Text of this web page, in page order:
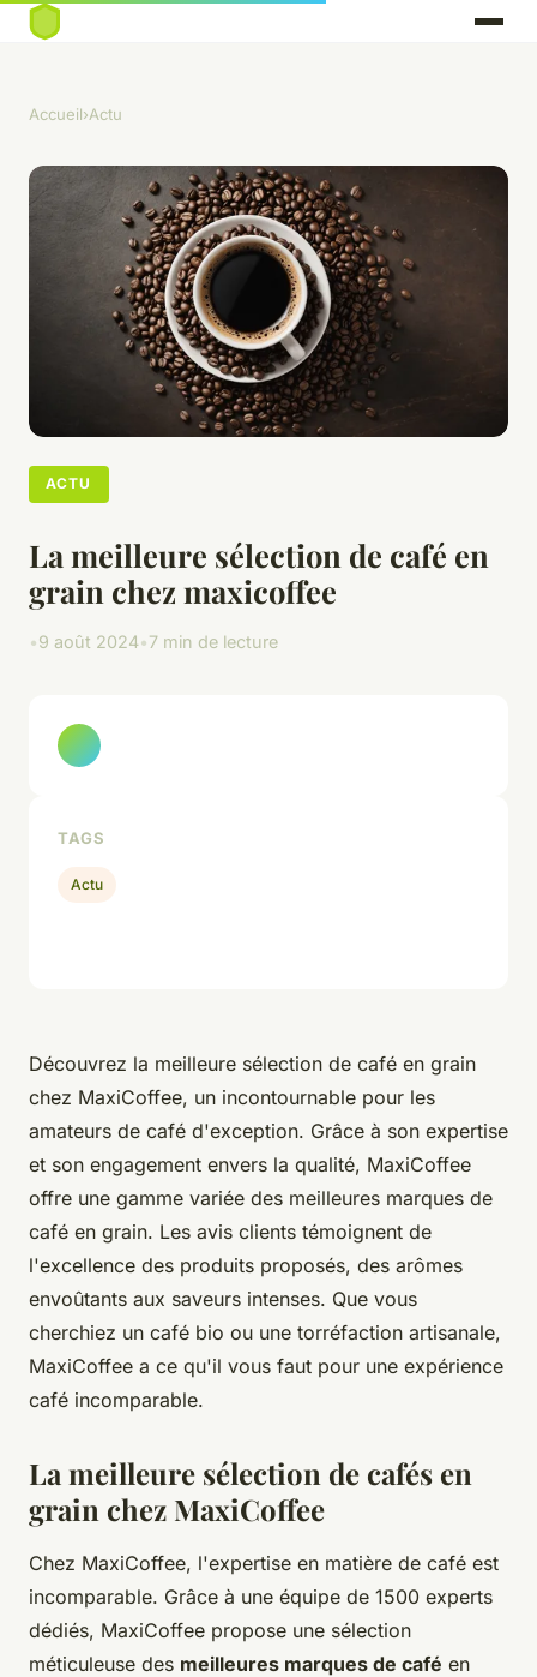
Accueil›Actu
ACTU
La meilleure sélection de café en
grain chez maxicoffee
•9 août 2024•7 min de lecture
Découvrez la meilleure sélection de café en grain
chez MaxiCoffee, un incontournable pour les
amateurs de café d'exception. Grâce à son expertise
et son engagement envers la qualité, MaxiCoffee
offre une gamme variée des meilleures marques de
café en grain. Les avis clients témoignent de
l'excellence des produits proposés, des arômes
envoûtants aux saveurs intenses. Que vous
cherchiez un café bio ou une torréfaction artisanale,
MaxiCoffee a ce qu'il vous faut pour une expérience
café incomparable.
La meilleure sélection de cafés en
grain chez MaxiCoffee
Chez MaxiCoffee, l'expertise en matière de café est
incomparable. Grâce à une équipe de 1500 experts
dédiés, MaxiCoffee propose une sélection
méticuleuse des meilleures marques de café en
TAGS
Actu